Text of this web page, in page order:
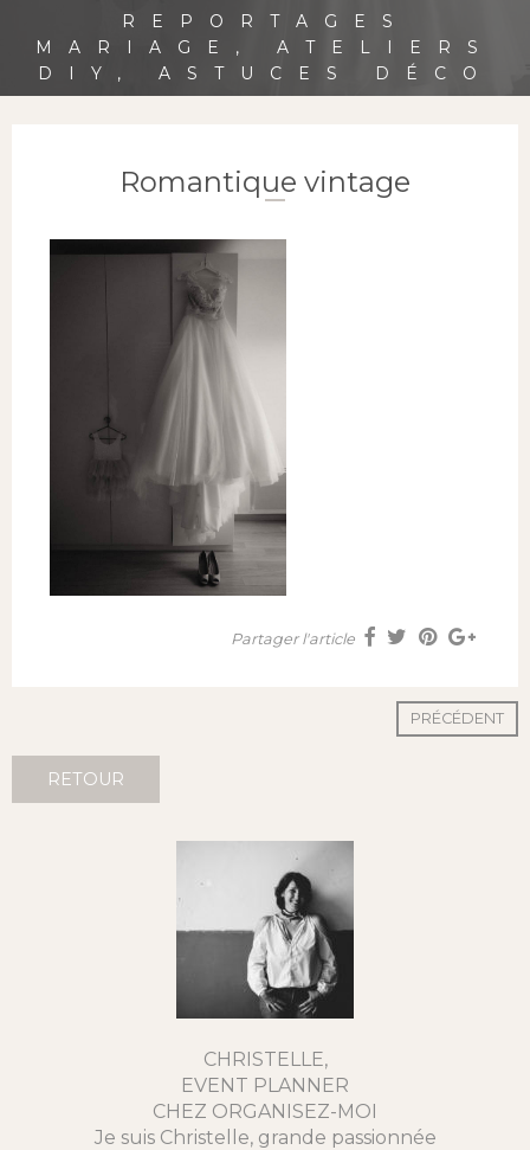
REPORTAGES
MARIAGE, ATELIERS
DIY, ASTUCES DÉCO
Romantique vintage
Partager l'article
PRÉCÉDENT
RETOUR
CHRISTELLE,
EVENT PLANNER
CHEZ ORGANISEZ-MOI
Je suis Christelle, grande passionnée